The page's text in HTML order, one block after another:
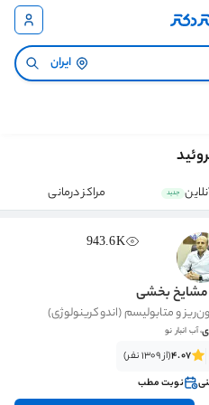
ایران
جدید مراکز درمانی
943.6K
مشایخ بخشی
و متابولیسم (اندوکرینولوژی)
، آب انبار نو
4.07(از 1309 نفر)
نوبت مطب